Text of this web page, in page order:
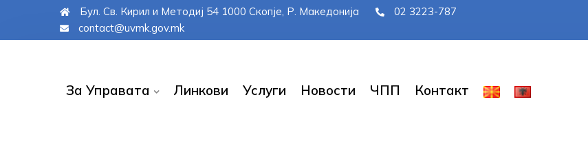
Бул. Св. Кирил и Методиј 54 1000 Скопје, Р. Македонија
02 3223-787
contact@uvmk.gov.mk
За Управата Линкови Услуги Новости ЧПП Контакт